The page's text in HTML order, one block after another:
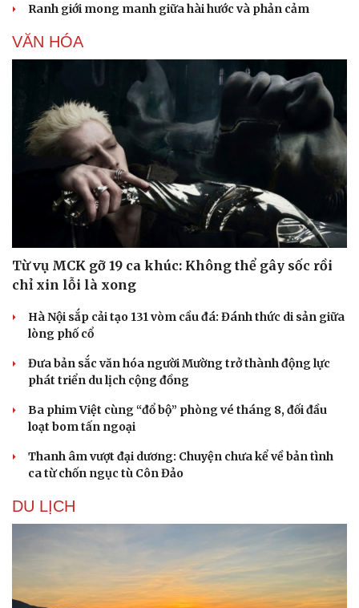
Ranh giới mong manh giữa hài hước và phản cảm
VĂN HÓA
Từ vụ MCK gỡ 19 ca khúc: Không thể gây sốc rồi
chỉ xin lỗi là xong
Hà Nội sắp cải tạo 131 vòm cầu đá: Đánh thức di sản giữa
lòng phố cổ
Đưa bản sắc văn hóa người Mường trở thành động lực
phát triển du lịch cộng đồng
Ba phim Việt cùng “đổ bộ” phòng vé tháng 8, đối đầu
loạt bom tấn ngoại
Thanh âm vượt đại dương: Chuyện chưa kể về bản tình
ca từ chốn ngục tù Côn Đảo
DU LỊCH